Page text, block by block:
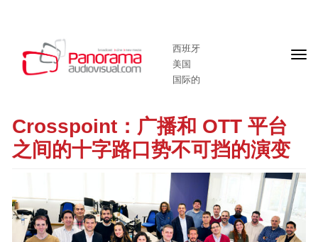
西班牙
美国
国际的
头
Crosspoint：广播和 OTT 平台
之间的十字路口势不可挡的演变